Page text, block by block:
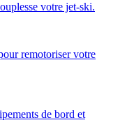
votre jet-ski.
remotoriser votre
de bord et